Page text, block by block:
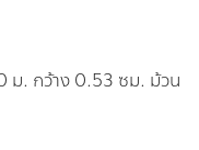
ม. กว้าง 0.53 ซม. ม้วน